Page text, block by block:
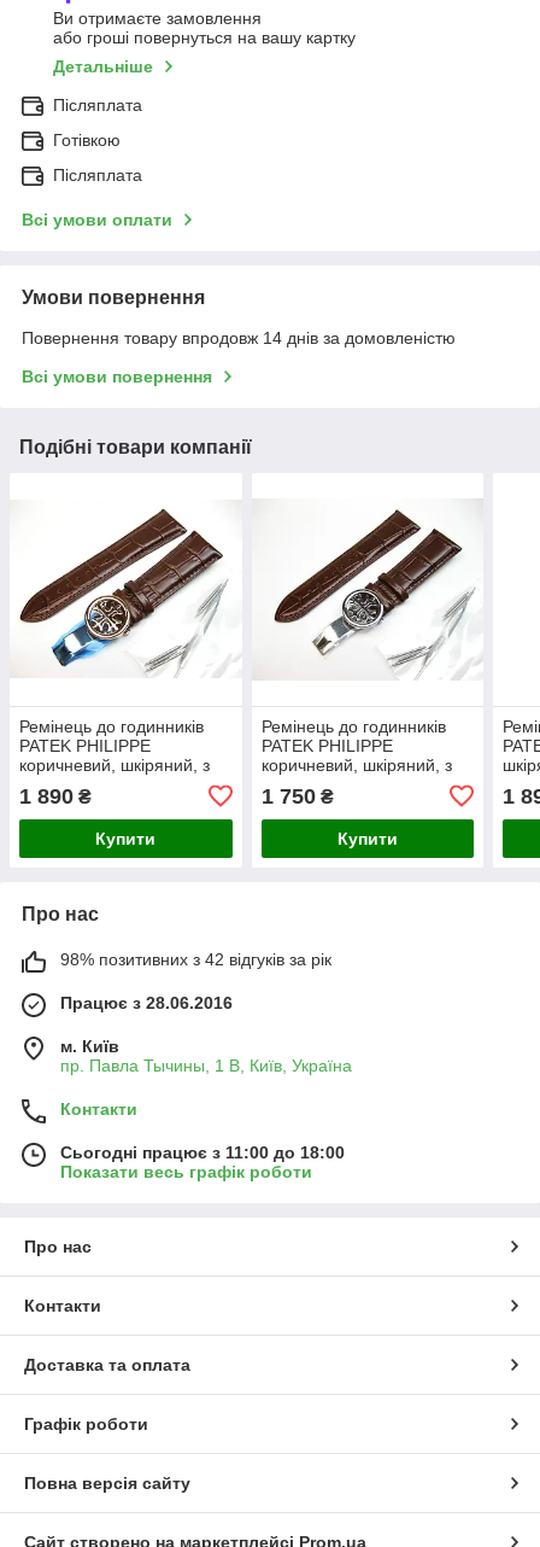
Ви отримаєте замовлення
або гроші повернуться на вашу картку
Детальніше
Післяплата
Готівкою
Післяплата
Всі умови оплати
Умови повернення
Повернення товару впродовж 14 днів за домовленістю
Всі умови повернення
Подібні товари компанії
Ремінець до годинників
PATEK PHILIPPE
коричневий, шкіряний, з
ROSE GOLD 24/20 мм
ААА
1 890 ₴
Купити
Ремінець до годинників
PATEK PHILIPPE
коричневий, шкіряний, з
SILVER 22/18 мм ААА
1 750₴
Купити
мм
1
Про нас
98% позитивних з 42 відгуків за рік
Працює з 28.06.2016
м. Київ
пр. Павла Тычины, 1 В, Київ, Україна
Контакти
Сьогодні працює з 11:00 до 18:00
Показати весь графік роботи
Про нас
Контакти
Доставка та оплата
Графік роботи
Повна версія сайту
Сайт створено на маркетплейсі Prom.ua